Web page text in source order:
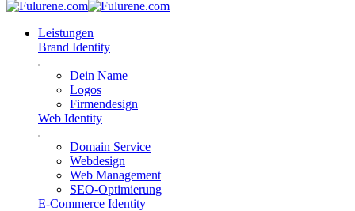
Leistungen
Brand Identity
Dein Name
Logos
Firmendesign
Web Identity
Domain Service
Webdesign
Web Management
SEO-Optimierung
E-Commerce Identity